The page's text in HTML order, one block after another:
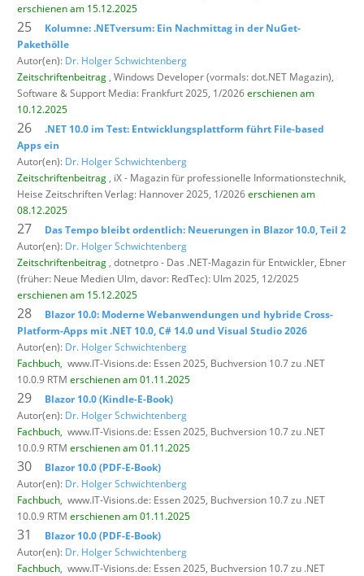
erschienen am 15.12.2025
25
Kolumne: .NETversum: Ein Nachmittag in der NuGet-
Pakethölle
Autor(en): Dr. Holger Schwichtenberg
Zeitschriftenbeitrag , Windows Developer (vormals: dot.NET Magazin),
Software & Support Media: Frankfurt 2025, 1/2026erschienen am
10.12.2025
26
.NET 10.0 im Test: Entwicklungsplattform führt File-based
Apps ein
Autor(en): Dr. Holger Schwichtenberg
Zeitschriftenbeitrag , iX - Magazin für professionelle Informationstechnik,
Heise Zeitschriften Verlag: Hannover 2025, 1/2026erschienen am
08.12.2025
27
Das Tempo bleibt ordentlich: Neuerungen in Blazor 10.0, Teil 2
Autor(en): Dr. Holger Schwichtenberg
Zeitschriftenbeitrag , dotnetpro - Das .NET-Magazin für Entwickler, Ebner
(früher: Neue Medien Ulm, davor: RedTec): Ulm 2025, 12/2025
erschienen am 15.12.2025
28
Blazor 10.0: Moderne Webanwendungen und hybride Cross-
Platform-Apps mit .NET 10.0, C# 14.0 und Visual Studio 2026
Autor(en): Dr. Holger Schwichtenberg
Fachbuch, www.IT-Visions.de: Essen 2025, Buchversion 10.7 zu .NET
10.0.9 RTM erschienen am 01.11.2025
29
Blazor 10.0 (Kindle-E-Book)
Autor(en): Dr. Holger Schwichtenberg
Fachbuch, www.IT-Visions.de: Essen 2025, Buchversion 10.7 zu .NET
10.0.9 RTM erschienen am 01.11.2025
30
Blazor 10.0 (PDF-E-Book)
Autor(en): Dr. Holger Schwichtenberg
Fachbuch, www.IT-Visions.de: Essen 2025, Buchversion 10.7 zu .NET
10.0.9 RTM erschienen am 01.11.2025
31
Blazor 10.0 (PDF-E-Book)
Autor(en): Dr. Holger Schwichtenberg
Fachbuch, www.IT-Visions.de: Essen 2025, Buchversion 10.7 zu .NET